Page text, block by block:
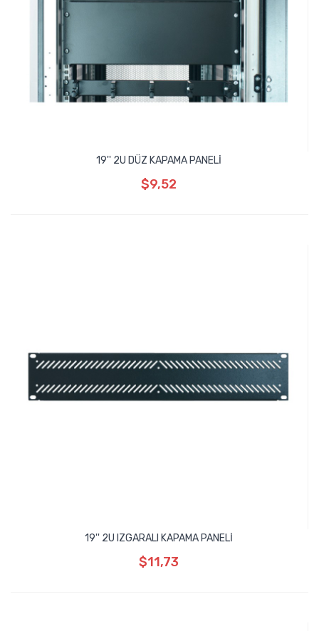
19'' 2U DÜZ KAPAMA PANELİ
$9,52
19'' 2U IZGARALI KAPAMA PANELİ
$11,73